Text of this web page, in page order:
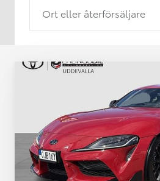
Ort eller återförsäljare